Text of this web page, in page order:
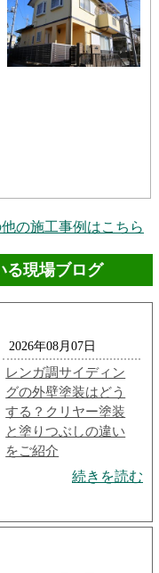
の施工事例はこちら
る現場ブログ
2026年08月07日
レンガ調サイディン
グの外壁塗装はどう
する？クリヤー塗装
と塗りつぶしの違い
をご紹介
続きを読む